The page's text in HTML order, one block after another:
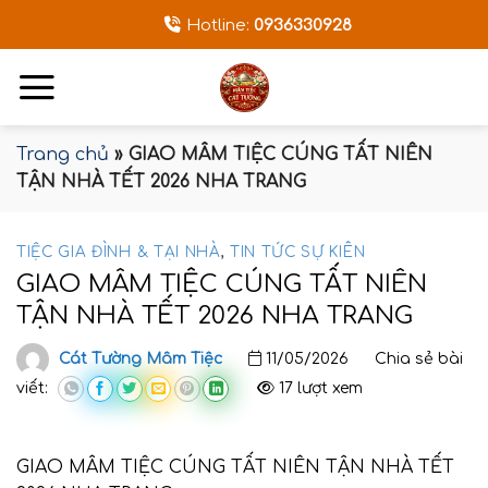
dung
Hotline: 0936330928
Trang chủ » GIAO MÂM TIỆC CÚNG TẤT NIÊN
TẬN NHÀ TẾT 2026 NHA TRANG
TIỆC GIA ĐÌNH & TẠI NHÀ, TIN TỨC SỰ KIÊN
GIAO MÂM TIỆC CÚNG TẤT NIÊN
TẬN NHÀ TẾT 2026 NHA TRANG
Cát Tường Mâm Tiệc 11/05/2026
Chia sẻ bài
viết:
17 lượt xem
GIAO MÂM TIỆC CÚNG TẤT NIÊN TẬN NHÀ TẾT